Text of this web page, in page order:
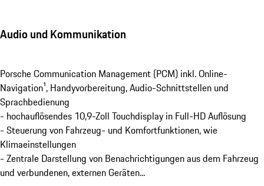
Audio und Kommunikation
Porsche Communication Management (PCM) inkl. Online-
Navigation¹, Handyvorbereitung, Audio-Schnittstellen und
Sprachbedienung
- hochauflösendes 10,9-Zoll Touchdisplay in Full-HD Auflösung
- Steuerung von Fahrzeug- und Komfortfunktionen, wie
Klimaeinstellungen
- Zentrale Darstellung von Benachrichtigungen aus dem Fahrzeug
und verbundenen, externen Geräten...